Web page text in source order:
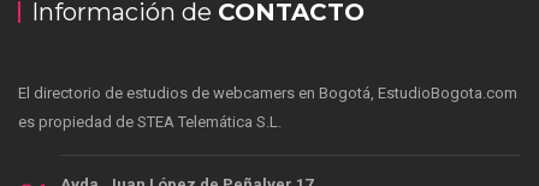
Información de CONTACTO
El directorio de estudios de webcamers en Bogotá, EstudioBogota.com
es propiedad de STEA Telemática S.L.